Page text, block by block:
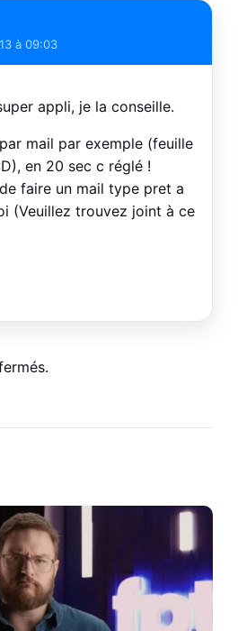
à 09:03
appli, je la conseille.
mail par exemple (feuille
en 20 sec c réglé !
faire un mail type pret a
(Veuillez trouvez joint à ce